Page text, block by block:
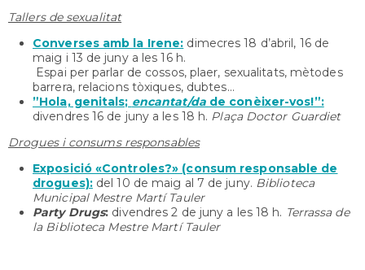
Tallers de sexualitat
Converses amb la Irene: dimecres 18 d’abril, 16 de
maig i 13 de juny a les 16 h.
Espai per parlar de cossos, plaer, sexualitats, mètodes
barrera, relacions tòxiques, dubtes...
”Hola, genitals; encantat/da de conèixer-vos!”:
divendres 16 de juny a les 18 h. Plaça Doctor Guardiet
Drogues i consums responsables
Exposició «Controles?» (consum responsable de
drogues): del 10 de maig al 7 de juny. Biblioteca
Municipal Mestre Martí Tauler
Party Drugs: divendres 2 de juny a les 18 h. Terrassa de
la Biblioteca Mestre Martí Tauler